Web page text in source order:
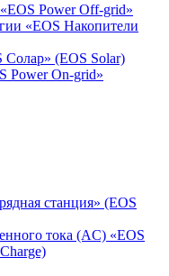
Power Off-grid»
«EOS Накопители
(EOS Solar)
Power On-grid»
станция» (EOS
тока (AC) «EOS